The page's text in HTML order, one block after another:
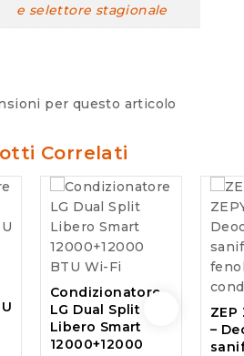
e selettore stagionale
per questo articolo
Correlati
Condizionatore
LG Dual Split
Libero Smart
12000+12000
ZEP
–